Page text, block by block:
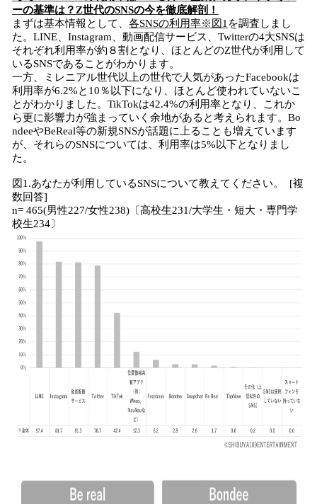
ーの基準は？Z世代のSNSの今を徹底解剖！
まずは基本情報として、 各SNSの利用率※図1 を調査しまし
た。LINE、Instagram、動画配信サービス、Twitterの4大SNSは
それぞれ利用率が約８割となり、ほとんどのZ世代が利用して
いるSNSであることがわかります。
一方、ミレニアル世代以上の世代で人気があったFacebookは
利用率が6.2%と10％以下になり、ほとんど使われていないこ
とがわかりました。TikTokは42.4%の利用率となり、これか
ら更に影響力が強まっていく余地があると考えられます。Bo
ndeeやBeReal等の新規SNSが話題に上ることも増えています
が、それらのSNSについては、利用率は5%以下となりまし
た。
図1.あなたが利用しているSNSについて教えてください。 [複
数回答]
n= 465(男性227/女性238)〔高校生231/大学生・短大・専門学
校生234〕